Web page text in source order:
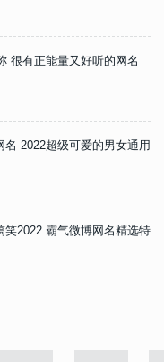
很有正能量又好听的网名
2022超级可爱的男女通用
2022 霸气微博网名精选特